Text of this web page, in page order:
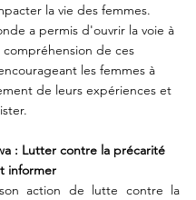
la vie des femmes.
a permis d'ouvrir la voie à
de ces
les femmes à
de leurs expériences et
: Lutter contre la précarité
informer
action de lutte contre la